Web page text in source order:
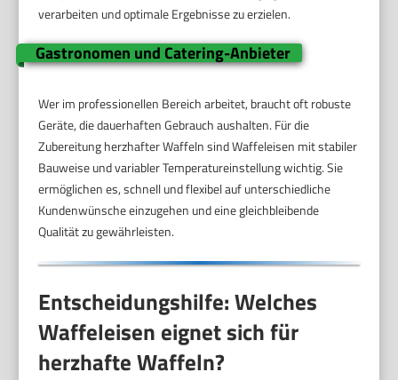
verarbeiten und optimale Ergebnisse zu erzielen.
Gastronomen und Catering-Anbieter
Wer im professionellen Bereich arbeitet, braucht oft robuste
Geräte, die dauerhaften Gebrauch aushalten. Für die
Zubereitung herzhafter Waffeln sind Waffeleisen mit stabiler
Bauweise und variabler Temperatureinstellung wichtig. Sie
ermöglichen es, schnell und flexibel auf unterschiedliche
Kundenwünsche einzugehen und eine gleichbleibende
Qualität zu gewährleisten.
Entscheidungshilfe: Welches
Waffeleisen eignet sich für
herzhafte Waffeln?